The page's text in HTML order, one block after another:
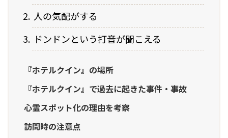
人の気配がする
ドンドンという打音が聞こえる
『ホテルクイン』の場所
『ホテルクイン』で過去に起きた事件・事故
心霊スポット化の理由を考察
訪問時の注意点